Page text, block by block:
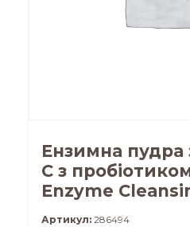
Ензимна пудра
С з
Enzyme
Артикул: 286494